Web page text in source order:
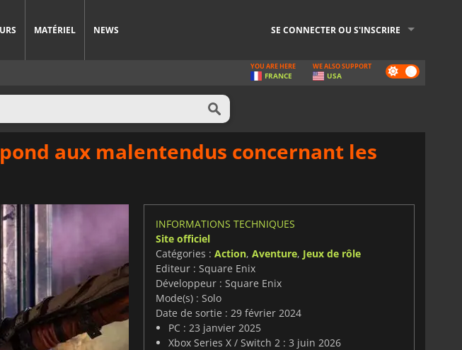
MATÉRIEL NEWS SE CONNECTER OU S'INSCRIRE
Dark
mode
YOU ARE HERE
FRANCE
WE ALSO SUPPORT
USA
aux malentendus concernant les
INFORMATIONS TECHNIQUES
Site officiel
Catégories : Action, Aventure, Jeux de rôle
Editeur : Square Enix
Développeur : Square Enix
Mode(s) : Solo
Date de sortie : 29 février 2024
PC : 23 janvier 2025
Xbox Series X / Switch 2 : 3 juin 2026